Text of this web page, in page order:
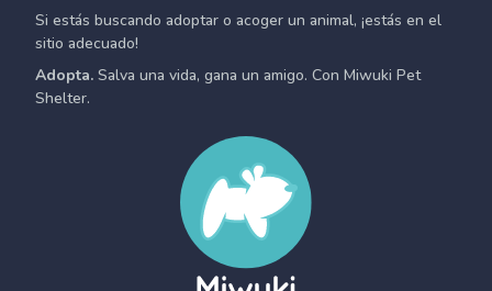
Si estás buscando adoptar o acoger un animal, ¡estás en el
sitio adecuado!
Adopta. Salva una vida, gana un amigo. Con Miwuki Pet
Shelter.